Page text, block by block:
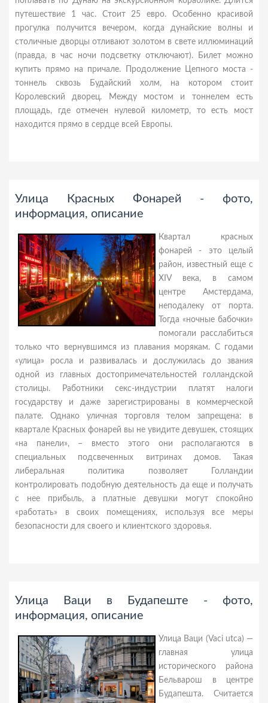
путешествие 1 час. Стоит 25 евро. Особенно красивой
прогулка получится вечером, когда дунайские волны и
столичные дворцы отливают золотом в свете иллюминаций
(правда, в час ночи подсветку отключают). Билет можно
купить прямо на причале. Продолжение Цепного моста -
тоннель сквозь Будайский холм, на котором стоит
Королевский дворец. Между мостом и тоннелем есть
площадь, где отмечен нулевой километр, то есть мост
находится прямо в сердце всей Европы.
Улица Красных Фонарей - фото,
информация, описание
Квартал красных
фонарей - это целый
район, известный еще с
XIV века, в самом
центре Амстердама,
неподалеку от порта.
Тогда «ночные бабочки»
помогали расслабиться
только что вернувшимся из плавания морякам. С годами
«улица» росла и развивалась и дослужилась до звания
одной из главных достопримечательностей голландской
столицы. Работники секс-индустрии платят налоги
государству и даже зарегистрированы в коммерческой
палате. Однако уличная торговля телом запрещена: в
квартале Красных фонарей вы не увидите девушек, стоящих
«на панели», – вместо этого они располагаются в
специальных подсвеченных витринах домов. Такая
либеральная политика позволяет Голландии
контролировать подобную деятельность да еще и получать
с нее прибыль, а платные девушки могут спокойно
«работать» в своих помещениях, используя все меры
безопасности для своего и клиентского здоровья.
Улица Ваци в Будапеште - фото,
информация, описание
Улица Ваци (Vaci utca) —
главная улица
исторического района
Бельварош в центре
Будапешта. Считается